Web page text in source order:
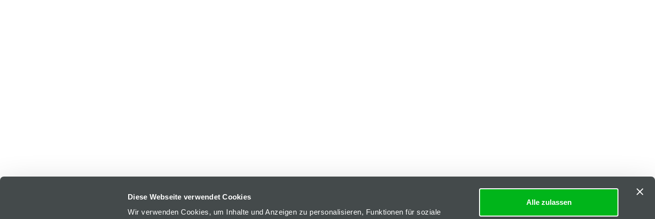
Diese Webseite verwendet Cookies
Wir verwenden Cookies, um Inhalte und Anzeigen zu personalisieren, Funktionen für soziale
Alle zulassen